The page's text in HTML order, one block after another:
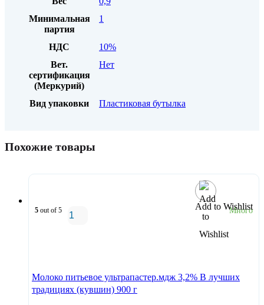
Минимальная
партия
1
НДС
10%
Вет.
сертификация
(Меркурий)
Нет
Вид упаковки Пластиковая бутылка
Похожие товары
Add to Wishlist
5 out of 5 Много
Молоко питьевое ультрапастер.мдж 3,2% В лучших
традициях (кувшин) 900 г